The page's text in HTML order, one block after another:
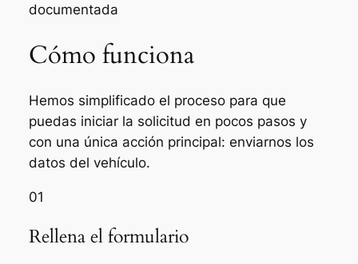
documentada
Cómo funciona
Hemos simplificado el proceso para que
puedas iniciar la solicitud en pocos pasos y
con una única acción principal: enviarnos los
datos del vehículo.
01
Rellena el formulario